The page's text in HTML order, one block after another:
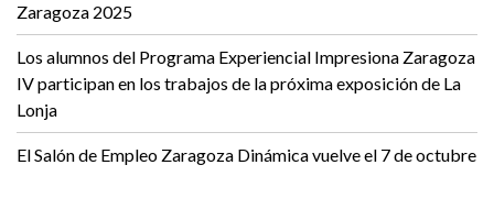
Zaragoza 2025
Los alumnos del Programa Experiencial Impresiona Zaragoza
IV participan en los trabajos de la próxima exposición de La
Lonja
El Salón de Empleo Zaragoza Dinámica vuelve el 7 de octubre